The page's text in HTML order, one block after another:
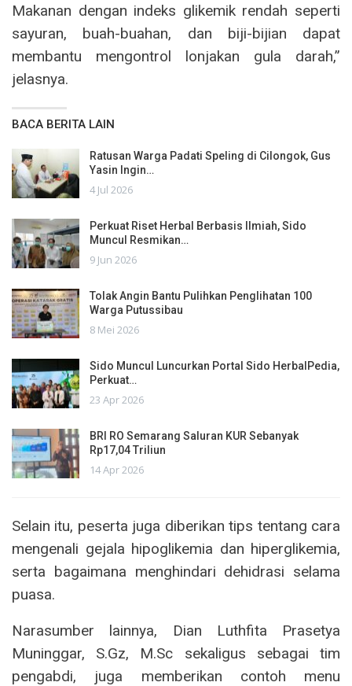
Makanan dengan indeks glikemik rendah seperti
sayuran, buah-buahan, dan biji-bijian dapat
membantu mengontrol lonjakan gula darah,”
jelasnya.
BACA BERITA LAIN
Ratusan Warga Padati Speling di Cilongok, Gus
Yasin Ingin…
4 Jul 2026
Perkuat Riset Herbal Berbasis Ilmiah, Sido
Muncul Resmikan…
9 Jun 2026
Tolak Angin Bantu Pulihkan Penglihatan 100
Warga Putussibau
8 Mei 2026
Sido Muncul Luncurkan Portal Sido HerbalPedia,
Perkuat…
23 Apr 2026
BRI RO Semarang Saluran KUR Sebanyak
Rp17,04 Triliun
14 Apr 2026
Selain itu, peserta juga diberikan tips tentang cara
mengenali gejala hipoglikemia dan hiperglikemia,
serta bagaimana menghindari dehidrasi selama
puasa.
Narasumber lainnya, Dian Luthfita Prasetya
Muninggar, S.Gz, M.Sc sekaligus sebagai tim
pengabdi, juga memberikan contoh menu